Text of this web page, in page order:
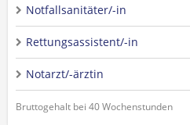
Notfallsanitäter/-in
Rettungsassistent/-in
Notarzt/-ärztin
Bruttogehalt bei 40 Wochenstunden